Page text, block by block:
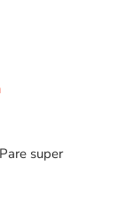
super